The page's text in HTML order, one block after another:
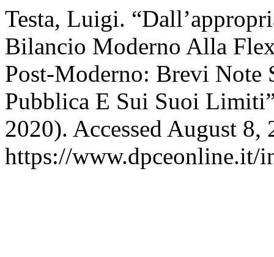
Testa, Luigi.
Bilancio Moderno Alla
Post-Moderno: Brevi Note
Pubblica E Sui Suoi
2020). Accessed August 8,
https://www.dpceonline.it/